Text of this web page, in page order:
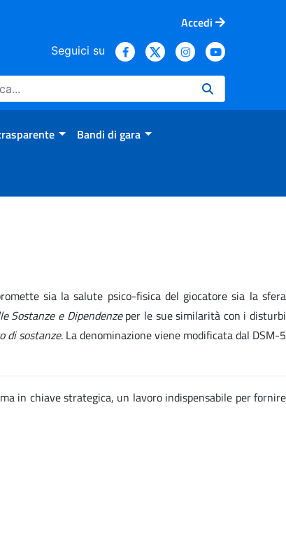
Accedi
Seguici su
Bandi di gara
sia la salute psico-fisica del giocatore sia la sfera
Sostanze e Dipendenzeper le sue similarità con i disturbi
di sostanze. La denominazione viene modificata dal DSM-5
in chiave strategica, un lavoro indispensabile per fornire